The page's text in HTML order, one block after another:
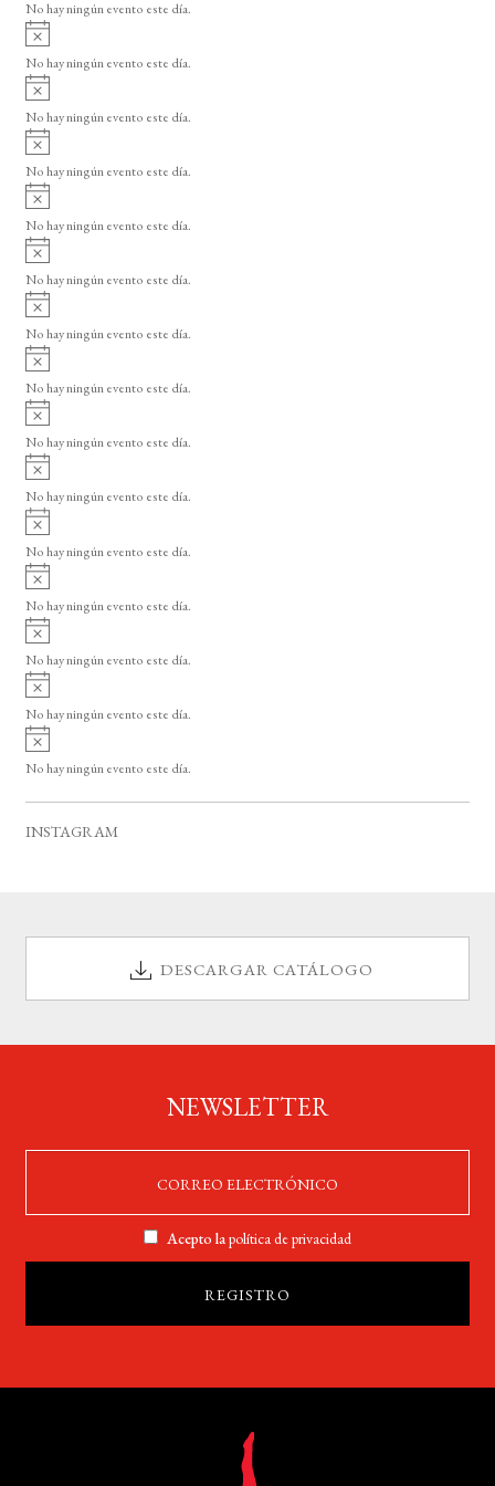
o
i
o
No hay ningún evento este día.
A
v
i
o
No hay ningún evento este día.
A
v
i
o
No hay ningún evento este día.
A
v
i
o
No hay ningún evento este día.
A
v
i
o
No hay ningún evento este día.
A
v
i
o
No hay ningún evento este día.
A
v
i
o
No hay ningún evento este día.
A
v
i
o
No hay ningún evento este día.
A
v
i
o
No hay ningún evento este día.
A
v
i
o
No hay ningún evento este día.
A
v
i
o
No hay ningún evento este día.
A
v
i
o
No hay ningún evento este día.
A
v
i
o
No hay ningún evento este día.
A
v
i
o
No hay ningún evento este día.
A
v
i
No hay ningún evento este día.
INSTAGRAM
DESCARGAR CATÁLOGO
NEWSLETTER
Acepto lapolítica de privacidad